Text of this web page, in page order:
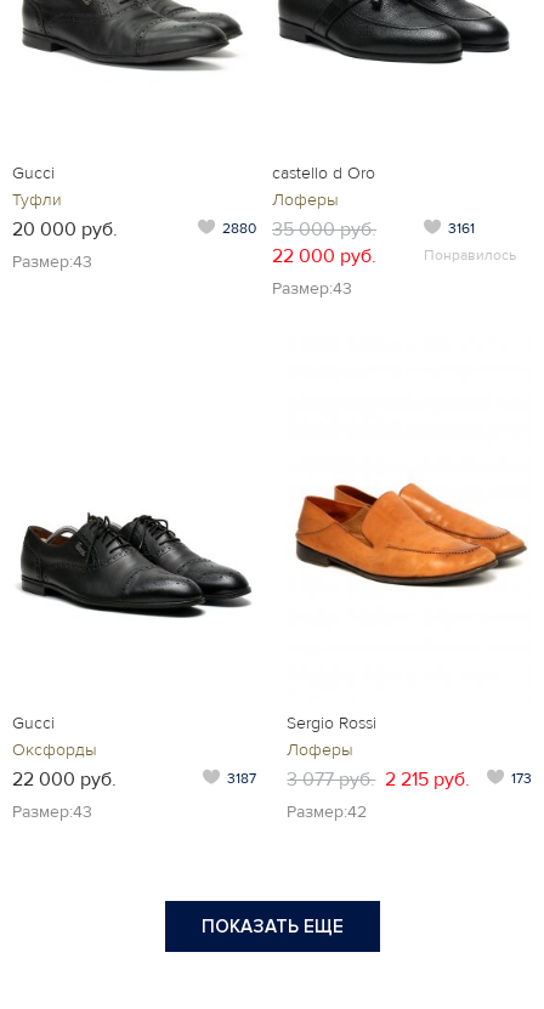
Gucci
Туфли
20 000 руб. 2880
Размер:43
castello d Oro
Лоферы
35 000 руб.
22 000 руб.
3161
Понравилось
Размер:43
Gucci
Оксфорды
22 000 руб. 3187
Размер:43
Sergio Rossi
Лоферы
3 077 руб. 2 215 руб. 173
Размер:42
ПОКАЗАТЬ ЕЩЕ